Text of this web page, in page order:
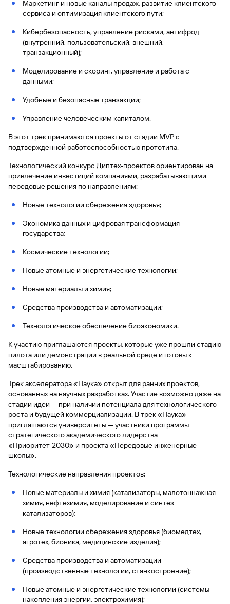
специальные
предложения
Газпром
Бонус
«Плюс»
Информация
держателей
Дополнительная
карта-стикер
Банки-
партнеры
Gazprom
Федеральный
закон №115-
ФЗ
попасться
Помощь по
кредиту
Оформить
карты
онлайн
Оператор
электронных
денежных
средств
поиск
по
сайту
Вклады
полезно
Часто
задаваемые
вопросы
Калькулятор
вкладов
Быстрый
поиск
по
сайту
Вклады
Отчет о
истории
Кредитный
помощник
Быстрый
по
Вклады
Открыть
счет
Брокерское
продукты
управления
Налоговый
вычет
Быстрый
по
Вклады
Отчет о
кредитной
истории
Станьте
поиск
по
сайту
Вклады
рейтинг
Отчет о
кредитной
истории
Станьте
Информация
партнеров
Быстрый
поиск
по
сайту
Вклады
Pay
Интернет-
банк
приложение
GPB-
i-
Trade
GorodPay
Открыть
брокерский
Брокер-
Дистанционные
Стать
клиентом
Газпромбанка
Открытый
API
валют и
металлов
Быстрый
поиск
по
сайту
Вклады
Отделения
банка
Банкоматы
инкассация
с Moniron
Онлайн-
касса 3 в 1 с
Может
полезно
115-ФЗ
малого
бизнеса
115-ФЗ
для
бизнеса
Офисы
обслуживания
юридических
лиц
для
счета
Быстрый
поиск
по
Вклады
сервисы
«Копии
и «Справки»
Быстрый
поиск
по
сайту
Вклады
Курсы
валют
оплата
таможенных
платежей
поиск
по
по
сайту
Вклады
сайту
Маркетинг и новые каналы продаж, развитие клиентского
сервиса и оптимизация клиентского пути;
Кибербезопасность, управление рисками, антифрод
(внутренний, пользовательский, внешний,
транзакционный);
Моделирование и скоринг, управление и работа с
данными;
Удобные и безопасные транзакции;
Управление человеческим капиталом.
В этот трек принимаются проекты от стадии MVP с
подтвержденной работоспособностью прототипа.
Технологический конкурс Диптех-проектов ориентирован на
привлечение инвестиций компаниями, разрабатывающими
передовые решения по направлениям:
Новые технологии сбережения здоровья;
Экономика данных и цифровая трансформация
государства;
Космические технологии;
Новые атомные и энергетические технологии;
Новые материалы и химия;
Средства производства и автоматизации;
Технологическое обеспечение биоэкономики.
К участию приглашаются проекты, которые уже прошли стадию
пилота или демонстрации в реальной среде и готовы к
масштабированию.
Трек акселератора «Наука» открыт для ранних проектов,
основанных на научных разработках. Участие возможно даже на
стадии идеи — при наличии потенциала для технологического
роста и будущей коммерциализации. В трек «Наука»
приглашаются университеты — участники программы
стратегического академического лидерства
«Приоритет-2030» и проекта «Передовые инженерные
школы».
Технологические направления проектов:
Новые материалы и химия (катализаторы, малотоннажная
химия, нефтехимия, моделирование и синтез
катализаторов);
Новые технологии сбережения здоровья (биомедтех,
агротех, бионика, медицинские изделия);
Средства производства и автоматизации
(производственные технологии, станкостроение);
Новые атомные и энергетические технологии (системы
накопления энергии, электрохимия);